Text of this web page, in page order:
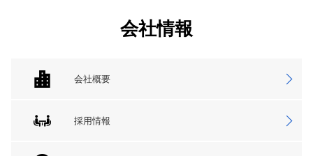
会社情報
会社概要
採用情報